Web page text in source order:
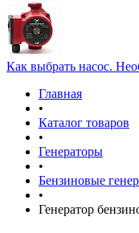
Как выбрать насос.
Главная
•
Каталог товаров
•
Генераторы
•
Бензиновые
•
Генератор